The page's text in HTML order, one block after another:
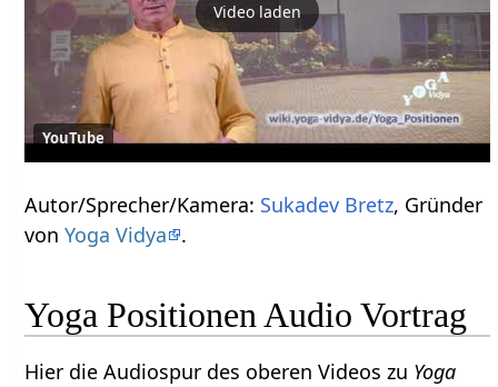
Video laden
YouTube
Autor/Sprecher/Kamera: Sukadev Bretz, Gründer
vonYoga Vidya .
Yoga Positionen Audio Vortrag
Hier die Audiospur des oberen Videos zu Yoga